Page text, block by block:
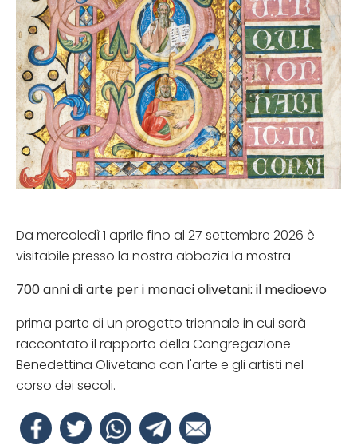
Da mercoledì 1 aprile fino al 27 settembre 2026 è
visitabile presso la nostra abbazia la mostra
700 anni di arte per i monaci olivetani: il medioevo
prima parte di un progetto triennale in cui sarà
raccontato il rapporto della Congregazione
Benedettina Olivetana con l'arte e gli artisti nel
corso dei secoli.